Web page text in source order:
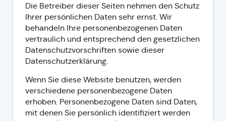
Die Betreiber dieser Seiten nehmen den Schutz
Ihrer persönlichen Daten sehr ernst. Wir
behandeln Ihre personenbezogenen Daten
vertraulich und entsprechend den gesetzlichen
Datenschutzvorschriften sowie dieser
Datenschutzerklärung.
Wenn Sie diese Website benutzen, werden
verschiedene personenbezogene Daten
erhoben. Personenbezogene Daten sind Daten,
mit denen Sie persönlich identifiziert werden